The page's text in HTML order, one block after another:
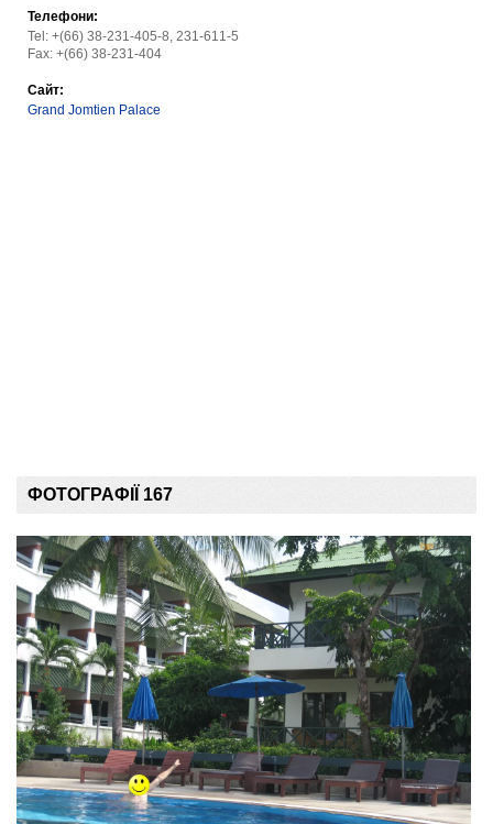
Телефони:
Tel: +(66) 38-231-405-8, 231-611-5
Fax: +(66) 38-231-404
Сайт:
Grand Jomtien Palace
ФОТОГРАФІЇ 167